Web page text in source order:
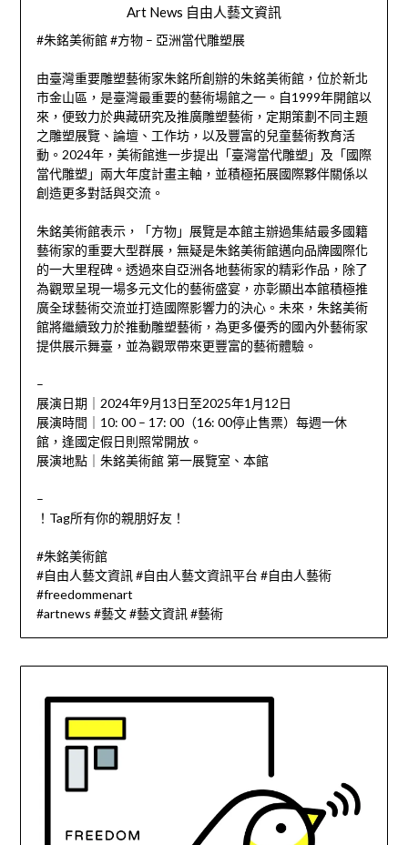
Art News 自由人藝文資訊
#朱銘美術館 #方物 – 亞洲當代雕塑展
由臺灣重要雕塑藝術家朱銘所創辦的朱銘美術館，位於新北
市金山區，是臺灣最重要的藝術場館之一。自1999年開館以
來，便致力於典藏研究及推廣雕塑藝術，定期策劃不同主題
之雕塑展覽、論壇、工作坊，以及豐富的兒童藝術教育活
動。2024年，美術館進一步提出「臺灣當代雕塑」及「國際
當代雕塑」兩大年度計畫主軸，並積極拓展國際夥伴關係以
創造更多對話與交流。
朱銘美術館表示，「方物」展覽是本館主辦過集結最多國籍
藝術家的重要大型群展，無疑是朱銘美術館邁向品牌國際化
的一大里程碑。透過來自亞洲各地藝術家的精彩作品，除了
為觀眾呈現一場多元文化的藝術盛宴，亦彰顯出本館積極推
廣全球藝術交流並打造國際影響力的決心。未來，朱銘美術
館將繼續致力於推動雕塑藝術，為更多優秀的國內外藝術家
提供展示舞臺，並為觀眾帶來更豐富的藝術體驗。
–
展演日期｜2024年9月13日至2025年1月12日
展演時間｜10: 00 – 17: 00（16: 00停止售票）每週一休
館，逢國定假日則照常開放。
展演地點｜朱銘美術館 第一展覽室、本館
–
！Tag所有你的親朋好友！
#朱銘美術館
#自由人藝文資訊 #自由人藝文資訊平台 #自由人藝術
#freedommenart
#artnews #藝文 #藝文資訊 #藝術